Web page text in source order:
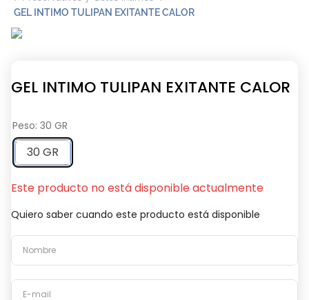
GEL INTIMO TULIPAN EXITANTE CALOR
GEL INTIMO TULIPAN EXITANTE CALOR
Peso: 30 GR
30 GR
Este producto no está disponible actualmente
Quiero saber cuando este producto está disponible